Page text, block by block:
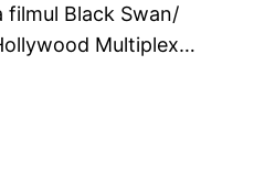
filmul Black Swan/
Multiplex…